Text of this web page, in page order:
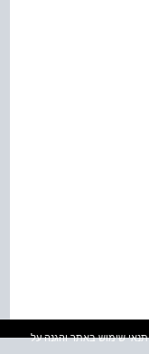
תנאי שימוש באתר והגנה על